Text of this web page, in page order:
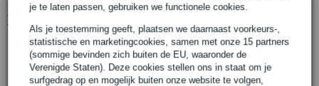
je te laten passen, gebruiken we functionele cookies.
Als je toestemming geeft, plaatsen we daarnaast voorkeurs-,
statistische en marketingcookies, samen met onze 15 partners
(sommige bevinden zich buiten de EU, waaronder de
Verenigde Staten). Deze cookies stellen ons in staat om je
surfgedrag op en mogelijk buiten onze website te volgen,
Bekijk ook eens (1)